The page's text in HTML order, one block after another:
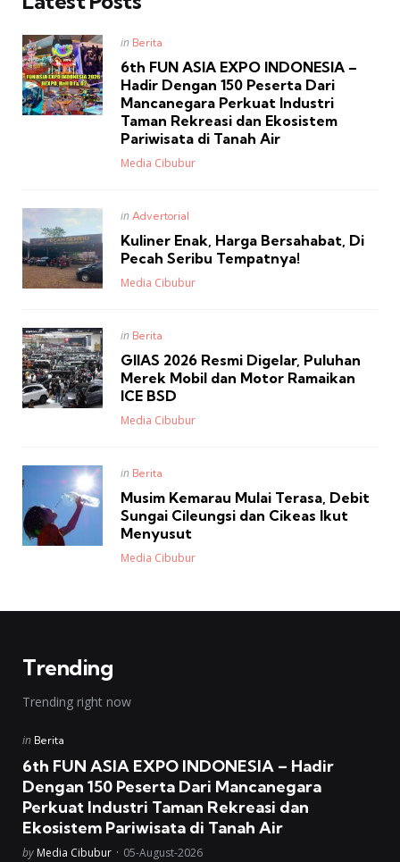
Posted
in
in Berita
6th FUN ASIA EXPO INDONESIA –
Hadir Dengan 150 Peserta Dari
Mancanegara Perkuat Industri
Taman Rekreasi dan Ekosistem
Pariwisata di Tanah Air
Posted
Media Cibubur
Posted
in
in Advertorial
Kuliner Enak, Harga Bersahabat, Di
Pecah Seribu Tempatnya!
Posted
Media Cibubur
Posted
in
in Berita
GIIAS 2026 Resmi Digelar, Puluhan
Merek Mobil dan Motor Ramaikan
ICE BSD
Posted
Media Cibubur
Posted
in
in Berita
Musim Kemarau Mulai Terasa, Debit
Sungai Cileungsi dan Cikeas Ikut
Menyusut
Posted
Media Cibubur
Trending
Trending right now
Posted
in Berita
6th FUN ASIA EXPO INDONESIA – Hadir
Dengan 150 Peserta Dari Mancanegara
Perkuat Industri Taman Rekreasi dan
Ekosistem Pariwisata di Tanah Air
Posted
by Media Cibubur 05-August-2026